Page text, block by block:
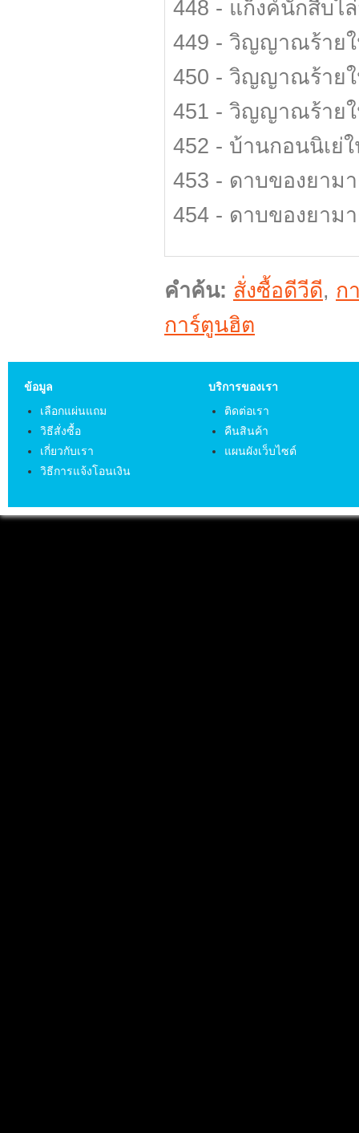
448 - แก็งค์นักสืบไ
449 - วิญญาณร้าย
450 - วิญญาณร้าย
451 - วิญญาณร้าย
452 - บ้านกอนนิเย่ใ
453 - ดาบของยาม
454 - ดาบของยาม
คำค้น: สั่งซื้อดีวีดี, ก
การ์ตูนฮิต
ข้อมูล
เลือกแผ่นแถม
วิธีสั่งซื้อ
เกี่ยวกับเรา
วิธีการแจ้งโอนเงิน
บริการของเรา
ติดต่อเรา
คืนสินค้า
แผนผังเว็บไซต์